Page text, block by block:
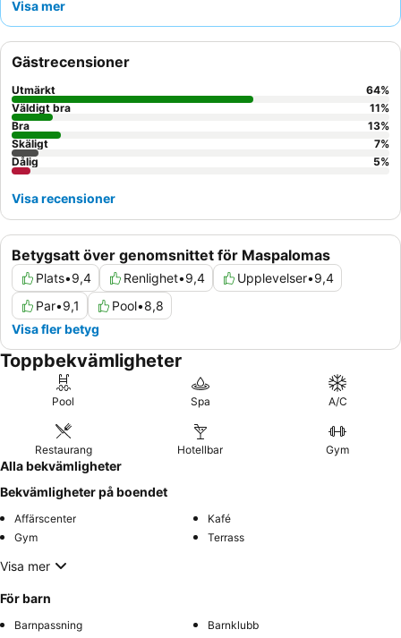
"lazy river", vilket ger gott om utrymme för alla gäster att koppla
från den uppmärksamma personalen och det omfattande
utbudet av frukostbuffén, som ofta beskrivs som ett "mini-
shoppingcenter av mat". För en förbättrad upplevelse, överväg
"Unique"-klubbspaketet
för exklusiva förmåner som snabb in-
och utcheckning och gratis tillgång till spa.
Visa mer
Betygsatt över genomsnittet för Maspalomas
Plats•9,4 Renlighet•9,4 Upplevelser•9,4
Par•9,1 Pool•8,8
Visa fler betyg
Gästrecensioner
Utmärkt 64%
Väldigt bra
11%
Bra
13%
Skäligt
7%
Dålig
5%
Visa recensioner
Toppbekvämligheter
Pool Spa A/C
Restaurang Hotellbar Gym
Alla bekvämligheter
Bekvämligheter på boendet
Affärscenter
Kafé
Gym
Terrass
Visa mer
För barn
Barnpassning Barnklubb